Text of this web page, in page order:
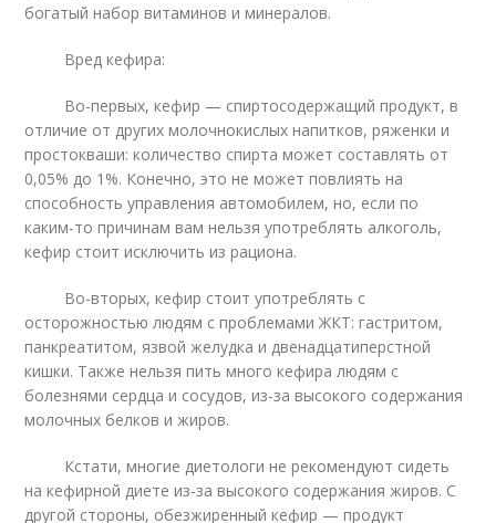
богатый набор витаминов и минералов.
Вред кефира:
Во-первых, кефир — спиртосодержащий продукт, в
отличие от других молочнокислых напитков, ряженки и
простокваши: количество спирта может составлять от
0,05% до 1%. Конечно, это не может повлиять на
способность управления автомобилем, но, если по
каким-то причинам вам нельзя употреблять алкоголь,
кефир стоит исключить из рациона.
Во-вторых, кефир стоит употреблять с
осторожностью людям с проблемами ЖКТ: гастритом,
панкреатитом, язвой желудка и двенадцатиперстной
кишки. Также нельзя пить много кефира людям с
болезнями сердца и сосудов, из-за высокого содержания
молочных белков и жиров.
Кстати, многие диетологи не рекомендуют сидеть
на кефирной диете из-за высокого содержания жиров. С
другой стороны, обезжиренный кефир — продукт